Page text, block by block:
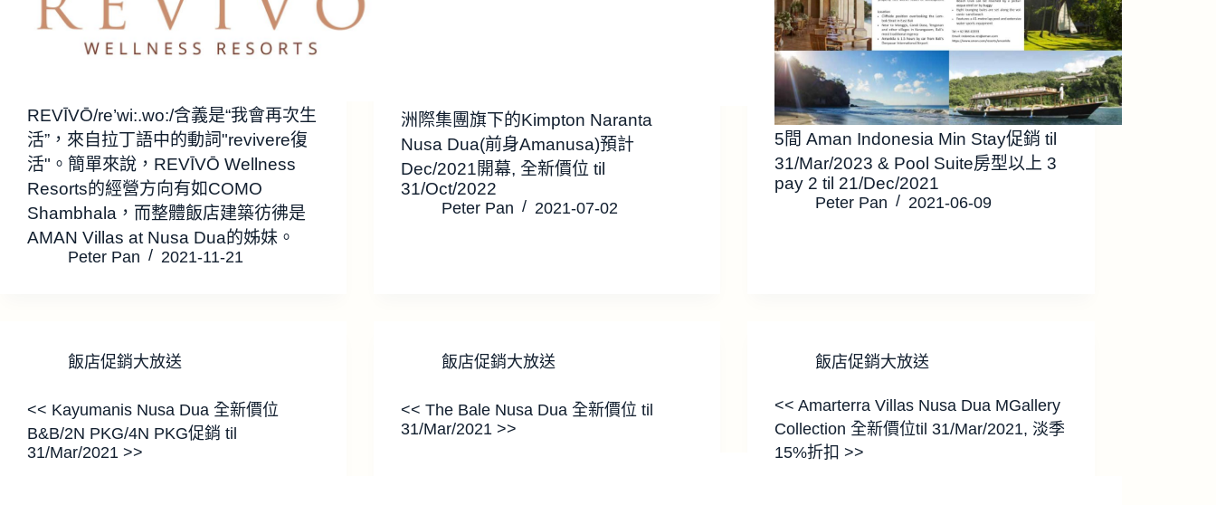
REVĪVŌ/re’wi:.wo:/含義是“我會再次生
活”，來自拉丁語中的動詞"revivere復
活"。簡單來說，REVĪVŌ Wellness
Resorts的經營方向有如COMO
Shambhala，而整體飯店建築彷彿是
AMAN Villas at Nusa Dua的姊妹。
Peter Pan 2021-11-21
洲際集團旗下的Kimpton Naranta
Nusa Dua(前身Amanusa)預計
Dec/2021開幕, 全新價位 til
31/Oct/2022
Peter Pan 2021-07-02
5間 Aman Indonesia Min Stay促銷 til
31/Mar/2023 & Pool Suite房型以上 3
pay 2 til 21/Dec/2021
Peter Pan 2021-06-09
飯店促銷大放送
<< Kayumanis Nusa Dua 全新價位
B&B/2N PKG/4N PKG促銷 til
31/Mar/2021 >>
飯店促銷大放送
<< The Bale Nusa Dua 全新價位 til
31/Mar/2021 >>
飯店促銷大放送
<< Amarterra Villas Nusa Dua MGallery
Collection 全新價位til 31/Mar/2021, 淡季
15%折扣 >>